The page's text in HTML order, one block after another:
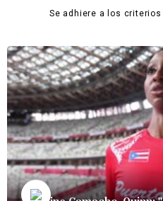
Se adhiere a los criterios